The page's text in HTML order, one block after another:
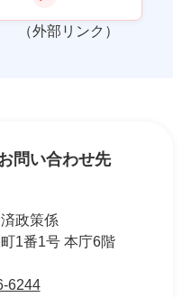
（外部リンク）
問い合わせ先
政策係
1番1号 本庁6階
6244